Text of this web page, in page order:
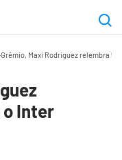
Maxi Rodriguez relembra
Inter